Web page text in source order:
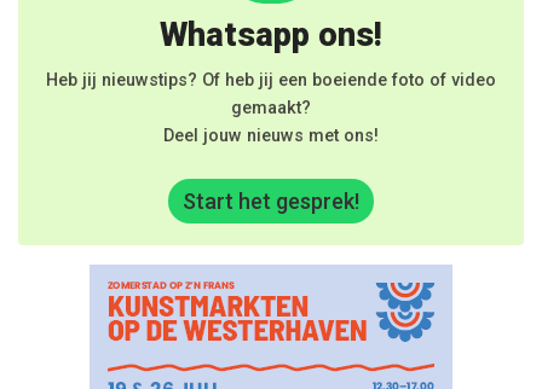
Whatsapp ons!
Heb jij nieuwstips? Of heb jij een boeiende foto of video
gemaakt?
Deel jouw nieuws met ons!
Start het gesprek!